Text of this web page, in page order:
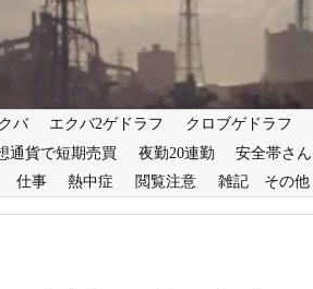
バ エクバ2ゲドラフ クロブゲドラフ
通貨で短期売買 夜勤20連勤 安全帯さん
仕事 熱中症 閲覧注意 雑記 その他